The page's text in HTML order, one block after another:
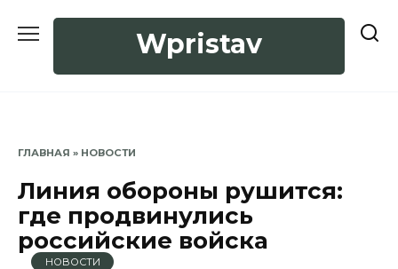
Wpristav
ГЛАВНАЯ » НОВОСТИ
Линия обороны рушится:
где продвинулись
российские войска
НОВОСТИ